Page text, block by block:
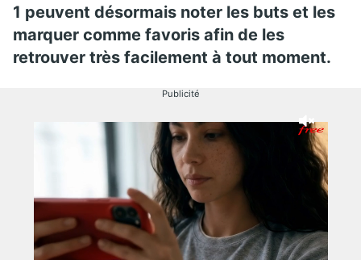
1 peuvent désormais noter les buts et les
marquer comme favoris afin de les
retrouver très facilement à tout moment.
Publicité